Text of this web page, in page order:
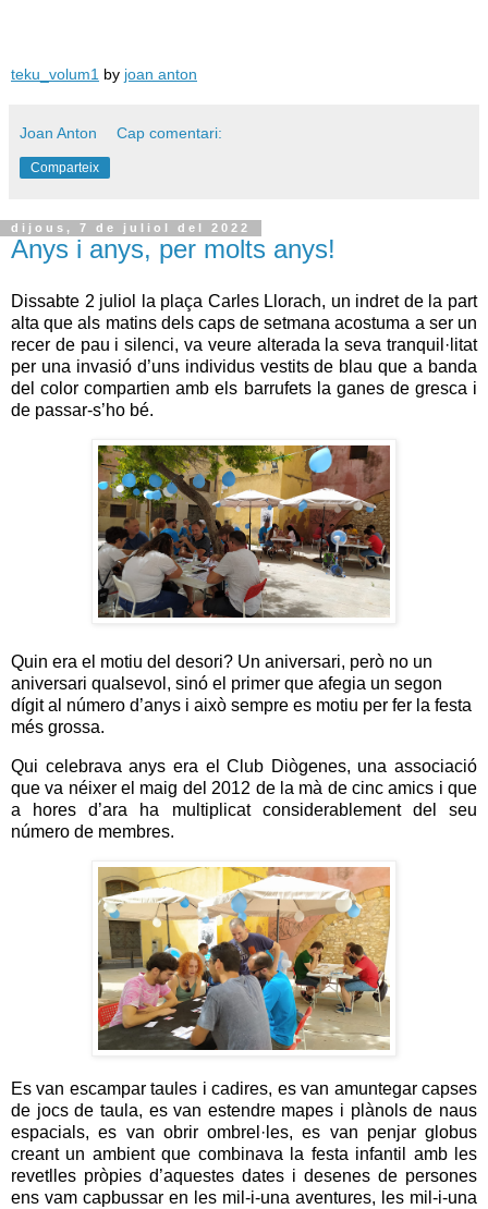
teku_volum1 by joan anton
Joan Anton Cap comentari:
Comparteix
dijous, 7 de juliol del 2022
Anys i anys, per molts anys!
Dissabte 2 juliol la plaça Carles Llorach, un indret de la part
alta que als matins dels caps de setmana acostuma a ser un
recer de pau i silenci, va veure alterada la seva tranquil·litat
per una invasió d’uns individus vestits de blau que a banda
del color compartien amb els barrufets la ganes de gresca i
de passar-s’ho bé.
Quin era el motiu del desori? Un aniversari, però no un
aniversari qualsevol, sinó el primer que afegia un segon
dígit al número d’anys i això sempre es motiu per fer la festa
més grossa.
Qui celebrava anys era el Club Diògenes, una associació
que va néixer el maig del 2012 de la mà de cinc amics i que
a hores d’ara ha multiplicat considerablement del seu
número de membres.
Es van escampar taules i cadires, es van amuntegar capses
de jocs de taula, es van estendre mapes i plànols de naus
espacials, es van obrir ombrel·les, es van penjar globus
creant un ambient que combinava la festa infantil amb les
revetlles pròpies d’aquestes dates i desenes de persones
ens vam capbussar en les mil-i-una aventures, les mil-i-una